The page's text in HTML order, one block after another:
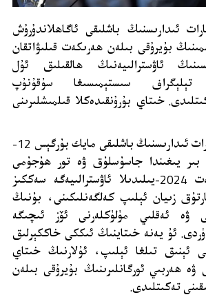
ئىدارىسنىڭ باشلىقى ئاگاھلاندۇرۇش
بۇيرۇقى بىلەن ھەرىكەت قىلىۋاتقان
ئاۋسترالىيەنىڭ ھالقىلىق ئۇل
تېلېگراف سىستېمىسىغا سۇقۇنۇپ
خىتاي بۇرۇنقىدەكلا قىلمىشلىرىنى
ئاۋسترالىيە ئىستىخبارات ئىدارىسنىڭ باشلىقى مايك بۇرگېس 12-
بىر يىغىندا جاسۇسلۇق ۋە تور ھۇجۇمى
قىلمىشلىرىنىڭ پەقەت 2024-يىلىدىلا ئاۋسترالىيەگە سەككىز
زىيان ئېلىپ كەلگەنلىكىنى، بۇنىڭ
ۋە ئەقلىي مۈلۈكلەرنى ئۆز ئىچىگە
ئۇ يەنە خىتاينىڭ ئىككى خاككېرلىق
ئېنىق تىلغا ئېلىپ، ئۇلارنىڭ خىتاي
ۋە ھەربىي ئورگانلىرىنىڭ بۇيرۇقى بىلەن
تەكىتلىدى.